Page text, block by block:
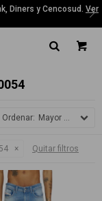
Diners y Cencosud. Ver
Mayor precio
Quitar filtros